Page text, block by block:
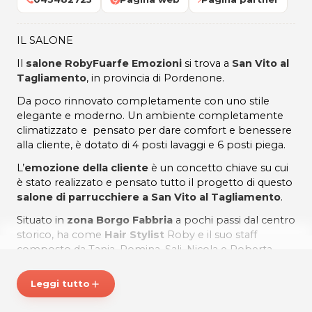
IL SALONE
Il salone RobyFuarfe Emozioni si trova a San Vito al
Tagliamento, in provincia di Pordenone.
Da poco rinnovato completamente con uno stile
elegante e moderno. Un ambiente completamente
climatizzato e pensato per dare comfort e benessere
alla cliente, è dotato di 4 posti lavaggi e 6 posti piega.
L’emozione della cliente è un concetto chiave su cui
è stato realizzato e pensato tutto il progetto di questo
salone di parrucchiere a San Vito al Tagliamento.
Situato in zona Borgo Fabbria a pochi passi dal centro
storico, ha come Hair Stylist Roby e il suo staff
composto da Tanja, Romina, Sali, Nicola e Roberta.
capelli
con esperienza decennale, passione ed
entusiasmo nel trasformare le tue emozioni in
Leggi tutto add